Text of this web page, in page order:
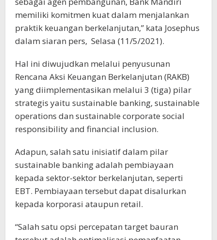
memiliki komitmen kuat dalam menjalankan
praktik keuangan berkelanjutan,” kata Josephus
dalam siaran pers, Selasa (11/5/2021).
Hal ini diwujudkan melalui penyusunan
Rencana Aksi Keuangan Berkelanjutan (RAKB)
yang diimplementasikan melalui 3 (tiga) pilar
strategis yaitu sustainable banking, sustainable
operations dan sustainable corporate social
responsibility and financial inclusion.
Adapun, salah satu inisiatif dalam pilar
sustainable banking adalah pembiayaan
kepada sektor-sektor berkelanjutan, seperti
EBT. Pembiayaan tersebut dapat disalurkan
kepada korporasi ataupun retail.
“Salah satu opsi percepatan target bauran